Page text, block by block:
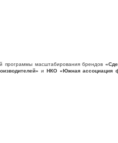
программы масштабирования брендов
и НКО «Южная ассоциация